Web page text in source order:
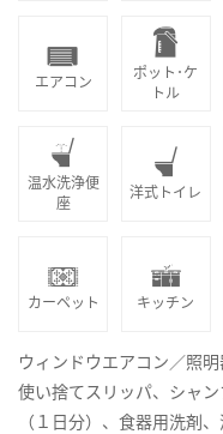
エアコン
ポット･ケ
トル
温水洗浄便
座
洋式トイレ
カーペット キッチン
ウィンドウエアコン／照
使い捨てスリッパ、シャ
（１日分）、食器用洗剤